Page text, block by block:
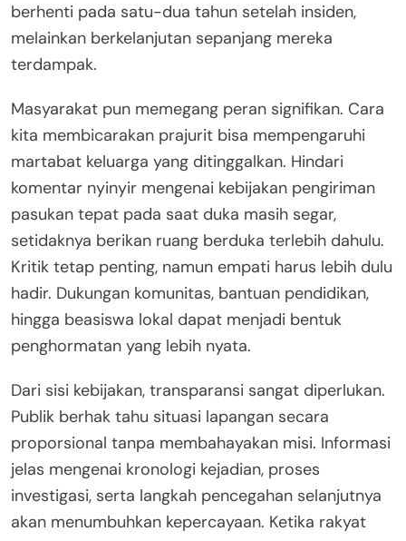
berhenti pada satu-dua tahun setelah insiden,
melainkan berkelanjutan sepanjang mereka
terdampak.
Masyarakat pun memegang peran signifikan. Cara
kita membicarakan prajurit bisa mempengaruhi
martabat keluarga yang ditinggalkan. Hindari
komentar nyinyir mengenai kebijakan pengiriman
pasukan tepat pada saat duka masih segar,
setidaknya berikan ruang berduka terlebih dahulu.
Kritik tetap penting, namun empati harus lebih dulu
hadir. Dukungan komunitas, bantuan pendidikan,
hingga beasiswa lokal dapat menjadi bentuk
penghormatan yang lebih nyata.
Dari sisi kebijakan, transparansi sangat diperlukan.
Publik berhak tahu situasi lapangan secara
proporsional tanpa membahayakan misi. Informasi
jelas mengenai kronologi kejadian, proses
investigasi, serta langkah pencegahan selanjutnya
akan menumbuhkan kepercayaan. Ketika rakyat